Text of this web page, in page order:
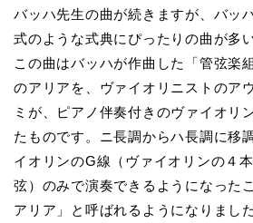
バッハ先生の曲が続きますが、バッ
式のような式典にぴったりの曲が多
この曲はバッハが作曲した「管弦楽
のアリアを、ヴァイオリニストのア
ミが、ピアノ伴奏付きのヴァイオリ
たものです。ニ長調からハ長調に移
イオリンのG線（ヴァイオリンの４
弦）のみで演奏できるようになった
アリア」と呼ばれるようになりました